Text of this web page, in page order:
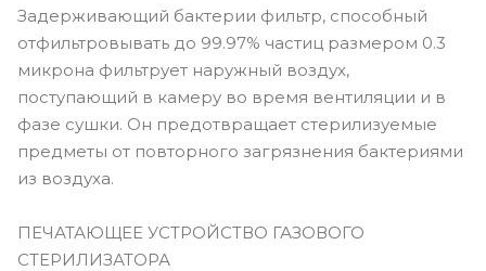
Задерживающий бактерии фильтр, способный
отфильтровывать до 99.97% частиц размером 0.3
микрона фильтрует наружный воздух,
поступающий в камеру во время вентиляции и в
фазе сушки. Он предотвращает стерилизуемые
предметы от повторного загрязнения бактериями
из воздуха.
ПЕЧАТАЮЩЕЕ УСТРОЙСТВО ГАЗОВОГО
СТЕРИЛИЗАТОРА